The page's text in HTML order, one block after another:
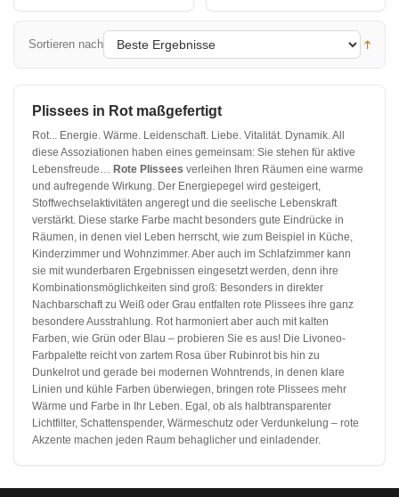
Sortieren nach
Plissees in Rot maßgefertigt
Rot... Energie. Wärme. Leidenschaft. Liebe. Vitalität. Dynamik. All
diese Assoziationen haben eines gemeinsam: Sie stehen für aktive
Lebensfreude… Rote Plissees verleihen Ihren Räumen eine warme
und aufregende Wirkung. Der Energiepegel wird gesteigert,
Stoffwechselaktivitäten angeregt und die seelische Lebenskraft
verstärkt. Diese starke Farbe macht besonders gute Eindrücke in
Räumen, in denen viel Leben herrscht, wie zum Beispiel in Küche,
Kinderzimmer und Wohnzimmer. Aber auch im Schlafzimmer kann
sie mit wunderbaren Ergebnissen eingesetzt werden, denn ihre
Kombinationsmöglichkeiten sind groß: Besonders in direkter
Nachbarschaft zu Weiß oder Grau entfalten rote Plissees ihre ganz
besondere Ausstrahlung. Rot harmoniert aber auch mit kalten
Farben, wie Grün oder Blau – probieren Sie es aus! Die Livoneo-
Farbpalette reicht von zartem Rosa über Rubinrot bis hin zu
Dunkelrot und gerade bei modernen Wohntrends, in denen klare
Linien und kühle Farben überwiegen, bringen rote Plissees mehr
Wärme und Farbe in Ihr Leben. Egal, ob als halbtransparenter
Lichtfilter, Schattenspender, Wärmeschutz oder Verdunkelung – rote
Akzente machen jeden Raum behaglicher und einladender.